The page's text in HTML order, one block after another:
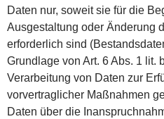
Daten nur, soweit sie für die
Ausgestaltung oder Änderung
erforderlich sind
Grundlage von Art. 6 Abs. 1 lit.
Verarbeitung von Daten zur
vorvertraglicher Maßnahmen
Daten über die